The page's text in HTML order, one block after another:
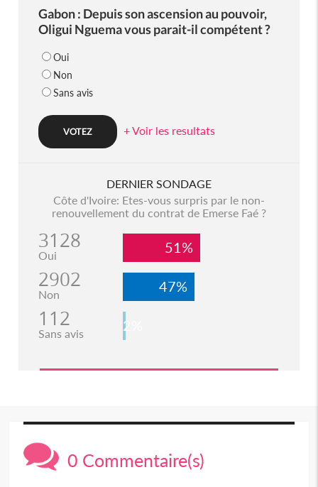
Gabon : Depuis son ascension au pouvoir,
Oligui Nguema vous parait-il compétent ?
Oui
Non
Sans avis
+ Voir les resultats
DERNIER SONDAGE
Côte d'Ivoire: Etes-vous surpris par le non-
renouvellement du contrat de Emerse Faé ?
3128
Oui 51%
2902
Non 47%
112
Sans avis 2%
0 Commentaire(s)